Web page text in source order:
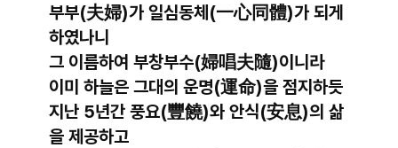
부부(夫婦)가 일심동체(一心同體)가 되게
하였나니
그 이름하여 부창부수(婦唱夫隨)이니라
이미 하늘은 그대의 운명(運命)을 점지하듯
지난 5년간 풍요(豐饒)와 안식(安息)의 삶
을 제공하고